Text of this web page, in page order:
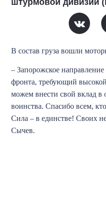
штурмовой дивизии
В состав груза вошли
– Запорожское
фронта, требующий
можем внести свой вклад в
воинства. Спасибо всем,
Сила – в единстве! Своих
Сычев.